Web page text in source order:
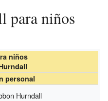
para niños
niños
personal
Hurndall